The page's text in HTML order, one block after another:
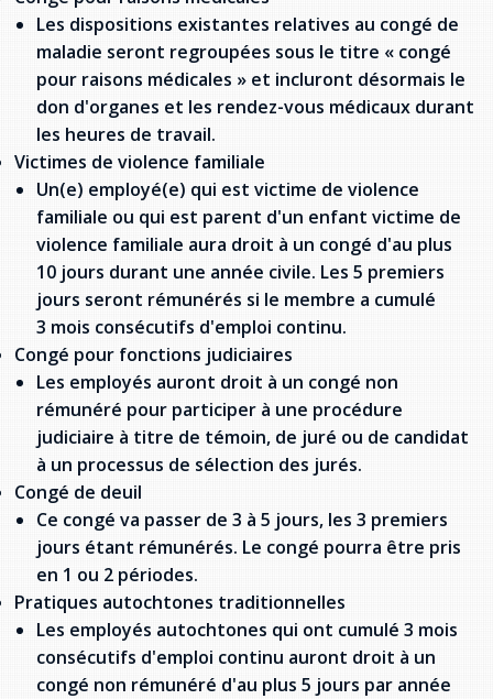
Les dispositions existantes relatives au congé de
maladie seront regroupées sous le titre « congé
pour raisons médicales » et incluront désormais le
don d'organes et les rendez-vous médicaux durant
les heures de travail.
Victimes de violence familiale
Un(e) employé(e) qui est victime de violence
familiale ou qui est parent d'un enfant victime de
violence familiale aura droit à un congé d'au plus
10 jours durant une année civile. Les 5 premiers
jours seront rémunérés si le membre a cumulé
3 mois consécutifs d'emploi continu.
Congé pour fonctions judiciaires
Les employés auront droit à un congé non
rémunéré pour participer à une procédure
judiciaire à titre de témoin, de juré ou de candidat
à un processus de sélection des jurés.
Congé de deuil
Ce congé va passer de 3 à 5 jours, les 3 premiers
jours étant rémunérés. Le congé pourra être pris
en 1 ou 2 périodes.
Pratiques autochtones traditionnelles
Les employés autochtones qui ont cumulé 3 mois
consécutifs d'emploi continu auront droit à un
congé non rémunéré d'au plus 5 jours par année